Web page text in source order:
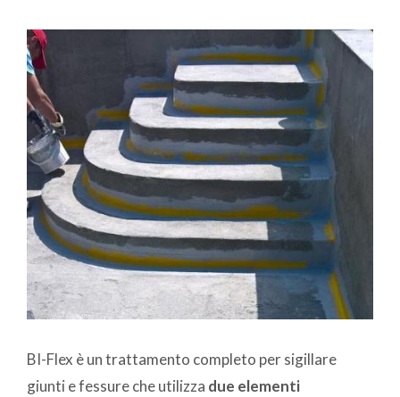
BI-Flex è un trattamento completo per sigillare
giunti e fessure che utilizza due elementi